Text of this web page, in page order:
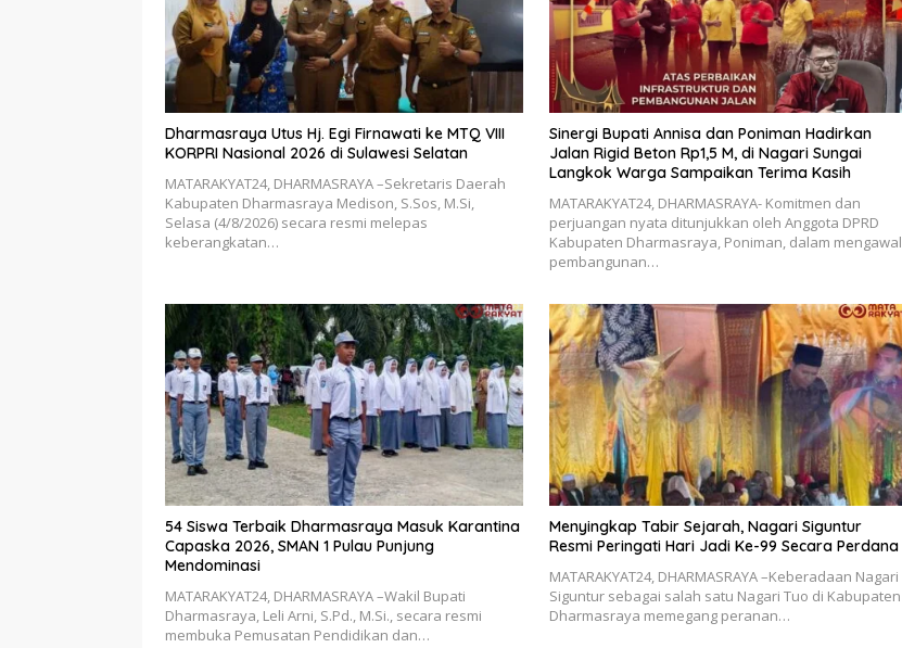
Dharmasraya Utus Hj. Egi Firnawati ke MTQ VIII
KORPRI Nasional 2026 di Sulawesi Selatan
MATARAKYAT24, DHARMASRAYA –Sekretaris Daerah
Kabupaten Dharmasraya Medison, S.Sos, M.Si,
Selasa (4/8/2026) secara resmi melepas
keberangkatan…
Sinergi Bupati Annisa dan Poniman Hadirkan
Jalan Rigid Beton Rp1,5 M, di Nagari Sungai
Langkok Warga Sampaikan Terima Kasih
MATARAKYAT24, DHARMASRAYA- Komitmen dan
perjuangan nyata ditunjukkan oleh Anggota DPRD
Kabupaten Dharmasraya, Poniman, dalam mengawal
pembangunan…
54 Siswa Terbaik Dharmasraya Masuk Karantina
Capaska 2026, SMAN 1 Pulau Punjung
Mendominasi
MATARAKYAT24, DHARMASRAYA –Wakil Bupati
Dharmasraya, Leli Arni, S.Pd., M.Si., secara resmi
membuka Pemusatan Pendidikan dan…
Menyingkap Tabir Sejarah, Nagari Siguntur
Resmi Peringati Hari Jadi Ke-99 Secara Perdana
MATARAKYAT24, DHARMASRAYA –Keberadaan Nagari
Siguntur sebagai salah satu Nagari Tuo di Kabupaten
Dharmasraya memegang peranan…